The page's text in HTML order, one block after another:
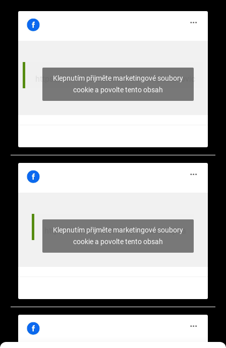
https://www.facebook.com/stromy.celakovic
Klepnutím přijměte marketingové soubory
cookie a povolte tento obsah
https://www.facebook.com/nasekrajina
Klepnutím přijměte marketingové soubory
cookie a povolte tento obsah